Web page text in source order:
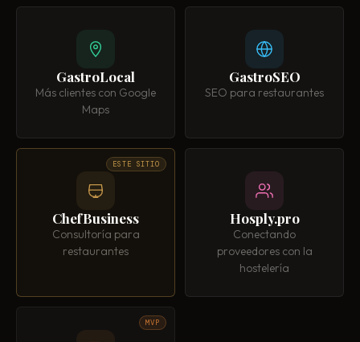
GastroLocal
Más clientes con Google
Maps
GastroSEO
SEO para restaurantes
ChefBusiness
Consultoría para
restaurantes
ESTE SITIO
Hosply.pro
Conectando
proveedores con la
hostelería
MVP